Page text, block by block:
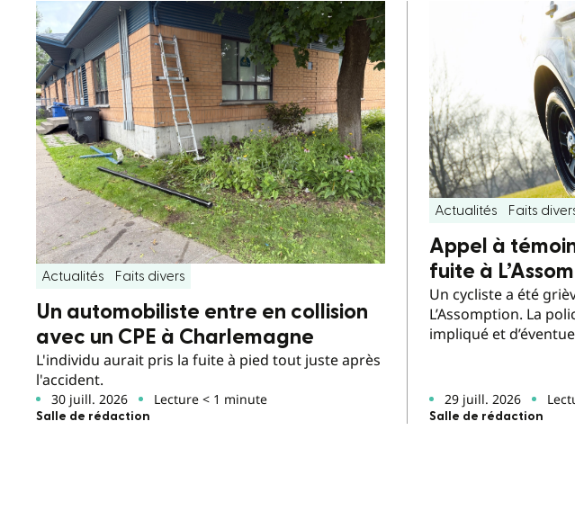
Actualités Faits divers
Un automobiliste entre en collision
avec un CPE à Charlemagne
L'individu aurait pris la fuite à pied tout juste après
l'accident.
30 juill. 2026 Lecture < 1 minute
Salle de rédaction
Actualités Faits
Appel à
fuite à
Un cycliste a été
L’Assomption. La
impliqué et
29 juill. 2026
Salle de rédaction